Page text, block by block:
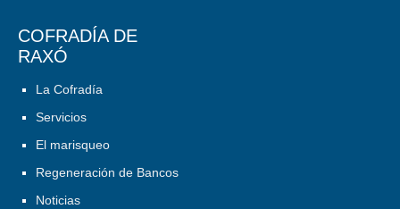
COFRADÍA DE
RAXÓ
La Cofradía
Servicios
El marisqueo
Regeneración de Bancos
Noticias